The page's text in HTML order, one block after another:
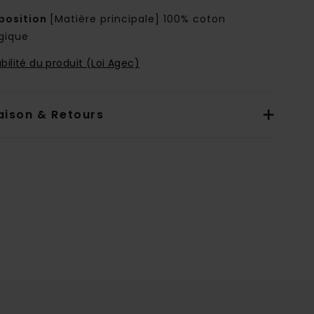
[Matière principale] 100% coton
du produit (Loi Agec)
& Retours